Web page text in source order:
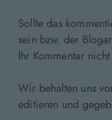
Sollte das
sein bzw. der
Ihr Kommentar
Wir behalten uns
editieren und